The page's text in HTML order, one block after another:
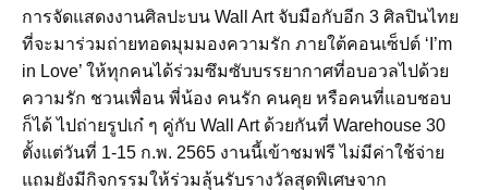
การจัดแสดงงานศิลปะบน Wall Art จับมือกับอีก 3 ศิลปินไทย
ที่จะมาร่วมถ่ายทอดมุมมองความรัก ภายใต้คอนเซ็ปต์ ‘I’m
in Love’ ให้ทุกคนได้ร่วมซึมซับบรรยากาศที่อบอวลไปด้วย
ความรัก ชวนเพื่อน พี่น้อง คนรัก คนคุย หรือคนที่แอบชอบ
ก็ได้ ไปถ่ายรูปเก๋ ๆ คู่กับ Wall Art ด้วยกันที่ Warehouse 30
ตั้งแต่วันที่ 1-15 ก.พ. 2565 งานนี้เข้าชมฟรี ไม่มีค่าใช้จ่าย
แถมยังมีกิจกรรมให้ร่วมลุ้นรับรางวัลสุดพิเศษจาก